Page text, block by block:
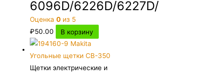
6096D/6226D/6227D/
Оценка0 из 5
₽50.00 В корзину
Щетки электрические и